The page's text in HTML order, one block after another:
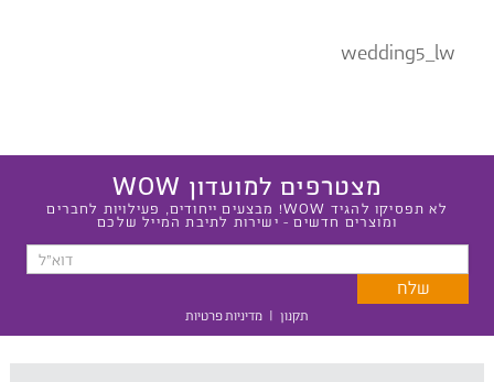
wedding5_lw
מצטרפים למועדון WOW
לא תפסיקו להגיד WOW! מבצעים ייחודים, פעילויות לחברים
ומוצרים חדשים - ישירות לתיבת המייל שלכם
תקנון | מדיניות פרטיות